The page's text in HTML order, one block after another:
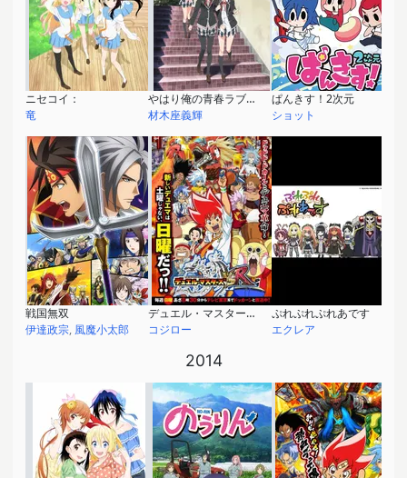
ニセコイ：
竜
やはり俺の青春ラブコメはまちがっている。続
材木座義輝
ぱんきす！2次元
ショット
戦国無双
伊達政宗, 風魔小太郎
デュエル・マスターズVSR
コジロー
ぷれぷれぷれあです
エクレア
2014